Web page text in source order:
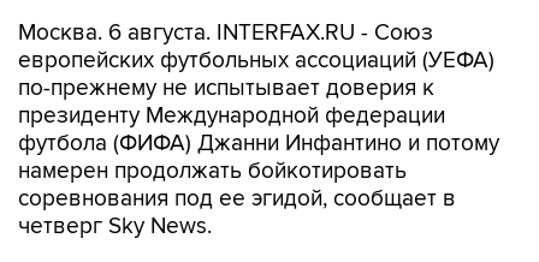
Москва. 6 августа. INTERFAX.RU - Союз
европейских футбольных ассоциаций (УЕФА)
по-прежнему не испытывает доверия к
президенту Международной федерации
футбола (ФИФА) Джанни Инфантино и потому
намерен продолжать бойкотировать
соревнования под ее эгидой, сообщает в
четверг Sky News.